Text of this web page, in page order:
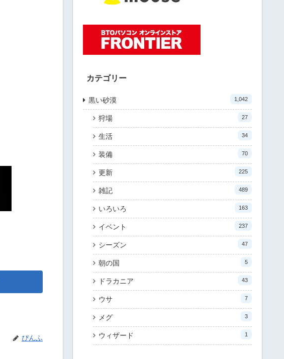
ぴんふ
カテゴリー
黒い砂漠 1,042
狩場 27
生活 34
装備 70
更新 225
雑記 489
いろいろ 163
イベント 237
シーズン 47
朝の国 5
ドラカニア 43
ウサ 7
メグ 3
ウィザード 1